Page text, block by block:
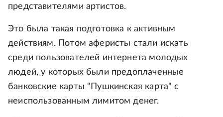
представителями артистов.
Это была такая подготовка к активным
действиям. Потом аферисты стали искать
среди пользователей интернета молодых
людей, у которых были предоплаченные
банковские карты "Пушкинская карта" с
неиспользованным лимитом денег.